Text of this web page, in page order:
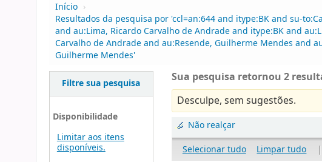
Início ›
Resultados da pesquisa por 'ccl=an:644 and itype:BK and su-
and au:Lima, Ricardo Carvalho de Andrade and itype:BK and
Carvalho de Andrade and au:Resende, Guilherme Mendes and
Guilherme Mendes'
Filtre sua pesquisa
Disponibilidade
Limitar aos itens
disponíveis.
Sua pesquisa retornou 2
Desculpe, sem sugestões.
Não realçar
Selecionar tudo
Limpar tudo |